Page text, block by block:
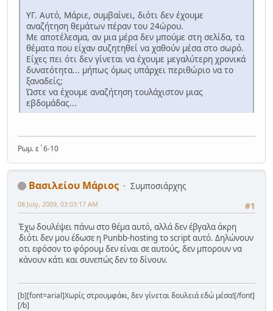
ΥΓ. Αυτό, Μάριε, συμβαίνει, διότι δεν έχουμε
αναζήτηση θεμάτων πέραν του 24ώρου.
Με αποτέλεσμα, αν μια μέρα δεν μπούμε στη σελίδα, τα
θέματα που είχαν συζητηθεί να χαθούν μέσα στο σωρό.
Είχες πει ότι δεν γίνεται να έχουμε μεγαλύτερη χρονικά
δυνατότητα... μήπως όμως υπάρχει περιθώριο να το
ξαναδείς;
Ώστε να έχουμε αναζήτηση τουλάχιστον μιας
εβδομάδας...
Ρωμ. ε΄6-10
Βασιλείου Μάριος
Συμποσιάρχης
#1
08 July, 2009, 03:03:17 AM
Έχω δουλέψει πάνω στο θέμα αυτό, αλλά δεν έβγαλα άκρη
διότι δεν μου έδωσε η Punbb-hosting το script αυτό. Δηλώνουν
οτι εφόσον το φόρουμ δεν είναι σε αυτούς, δεν μπορουν να
κάνουν κάτι και συνεπώς δεν το δίνουν.
[b][font=arial]Χωρίς στρουμφάκι, δεν γίνεται δουλειά εδώ μέσα![/font]
[/b]